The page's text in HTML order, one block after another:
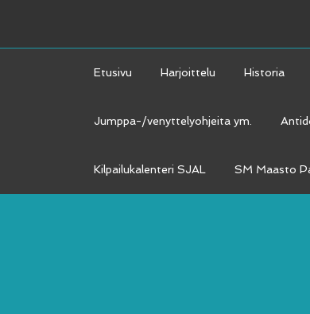
Etusivu Harjoittelu Historia
Jumppa-/venyttelyohjeita ym.
Kilpailukalenteri SJAL SM Maasto